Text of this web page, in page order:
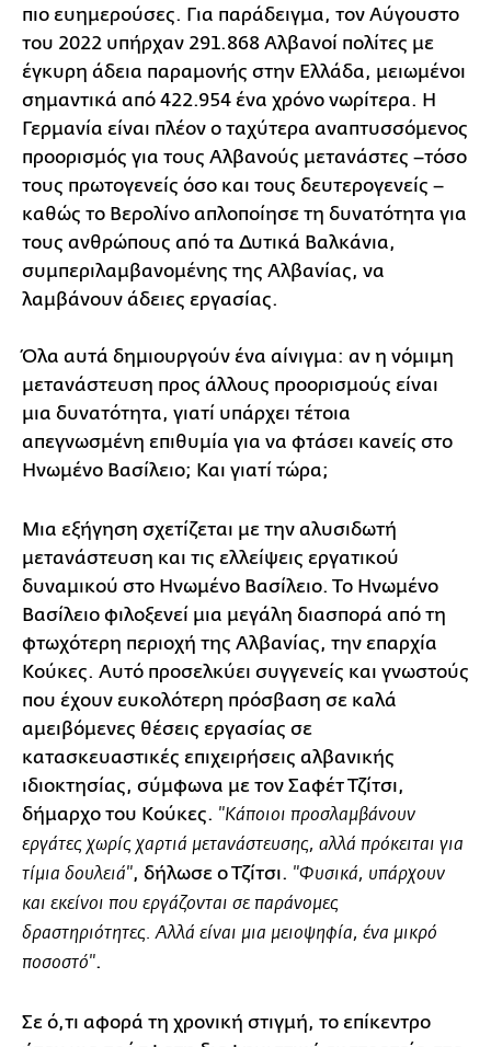
πιο ευημερούσες. Για παράδειγμα, τον Αύγουστο
του 2022 υπήρχαν 291.868 Αλβανοί πολίτες με
έγκυρη άδεια παραμονής στην Ελλάδα, μειωμένοι
σημαντικά από 422.954 ένα χρόνο νωρίτερα. Η
Γερμανία είναι πλέον ο ταχύτερα αναπτυσσόμενος
προορισμός για τους Αλβανούς μετανάστες –τόσο
τους πρωτογενείς όσο και τους δευτερογενείς –
καθώς το Βερολίνο απλοποίησε τη δυνατότητα για
τους ανθρώπους από τα Δυτικά Βαλκάνια,
συμπεριλαμβανομένης της Αλβανίας, να
λαμβάνουν άδειες εργασίας.
Όλα αυτά δημιουργούν ένα αίνιγμα: αν η νόμιμη
μετανάστευση προς άλλους προορισμούς είναι
μια δυνατότητα, γιατί υπάρχει τέτοια
απεγνωσμένη επιθυμία για να φτάσει κανείς στο
Ηνωμένο Βασίλειο; Και γιατί τώρα;
Μια εξήγηση σχετίζεται με την αλυσιδωτή
μετανάστευση και τις ελλείψεις εργατικού
δυναμικού στο Ηνωμένο Βασίλειο. Το Ηνωμένο
Βασίλειο φιλοξενεί μια μεγάλη διασπορά από τη
φτωχότερη περιοχή της Αλβανίας, την επαρχία
Κούκες. Αυτό προσελκύει συγγενείς και γνωστούς
που έχουν ευκολότερη πρόσβαση σε καλά
αμειβόμενες θέσεις εργασίας σε
κατασκευαστικές επιχειρήσεις αλβανικής
ιδιοκτησίας, σύμφωνα με τον Σαφέτ Τζίτσι,
δήμαρχο του Κούκες. "Κάποιοι προσλαμβάνουν
εργάτες χωρίς χαρτιά μετανάστευσης, αλλά πρόκειται για
τίμια δουλειά", δήλωσε ο Τζίτσι. "Φυσικά, υπάρχουν
και εκείνοι που εργάζονται σε παράνομες
δραστηριότητες. Αλλά είναι μια μειοψηφία, ένα μικρό
ποσοστό".
Σε ό,τι αφορά τη χρονική στιγμή, το επίκεντρο